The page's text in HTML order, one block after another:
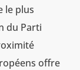
le plus
du Parti
offre